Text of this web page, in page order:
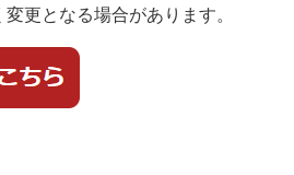
更となる場合があります。